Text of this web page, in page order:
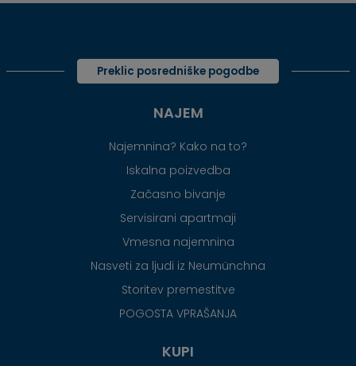
Preklic posredniške pogodbe
NAJEM
Najemnina? Kako na to?
Iskalna poizvedba
Začasno bivanje
Servisirani apartmaji
Vmesna najemnina
Nasveti za ljudi iz Neumünchna
Storitev premestitve
POGOSTA VPRAŠANJA
KUPI